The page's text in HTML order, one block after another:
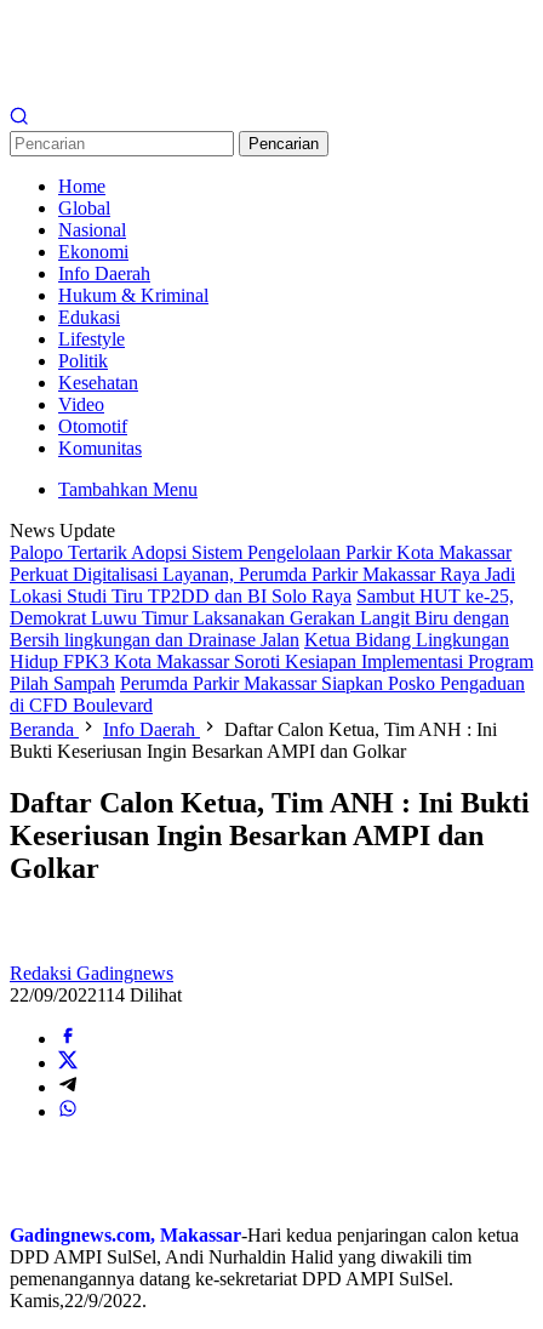
Pencarian
Home
Global
Nasional
Ekonomi
Info Daerah
Hukum & Kriminal
Edukasi
Lifestyle
Politik
Kesehatan
Video
Otomotif
Komunitas
Tambahkan Menu
News Update
Palopo Tertarik Adopsi Sistem Pengelolaan Parkir Kota Makassar
Perkuat Digitalisasi Layanan, Perumda Parkir Makassar Raya Jadi
Lokasi Studi Tiru TP2DD dan BI Solo Raya Sambut HUT ke-25,
Demokrat Luwu Timur Laksanakan Gerakan Langit Biru dengan
Bersih lingkungan dan Drainase Jalan Ketua Bidang Lingkungan
Hidup FPK3 Kota Makassar Soroti Kesiapan Implementasi Program
Pilah Sampah Perumda Parkir Makassar Siapkan Posko Pengaduan
di CFD Boulevard
Beranda
Info Daerah
Daftar Calon Ketua, Tim ANH : Ini
Bukti Keseriusan Ingin Besarkan AMPI dan Golkar
Daftar Calon Ketua, Tim ANH : Ini Bukti
Keseriusan Ingin Besarkan AMPI dan
Golkar
Redaksi Gadingnews
22/09/2022114 Dilihat
Gadingnews.com, Makassar-Hari kedua penjaringan calon ketua
DPD AMPI SulSel, Andi Nurhaldin Halid yang diwakili tim
pemenangannya datang ke-sekretariat DPD AMPI SulSel.
Kamis,22/9/2022.